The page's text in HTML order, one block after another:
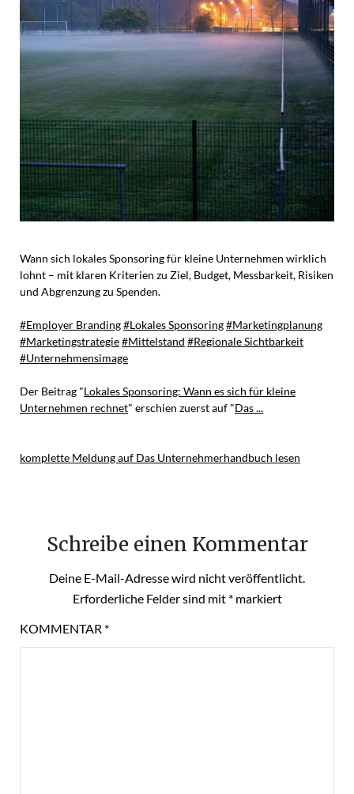
Wann sich lokales Sponsoring für kleine Unternehmen wirklich
lohnt – mit klaren Kriterien zu Ziel, Budget, Messbarkeit, Risiken
und Abgrenzung zu Spenden.
#Employer Branding#Lokales Sponsoring#Marketingplanung
#Marketingstrategie#Mittelstand #Regionale Sichtbarkeit
#Unternehmensimage
Der Beitrag "Lokales Sponsoring: Wann es sich für kleine
Unternehmen rechnet" erschien zuerst auf "Das ...
komplette Meldung auf Das Unternehmerhandbuch lesen
Schreibe einen Kommentar
Deine E-Mail-Adresse wird nicht veröffentlicht.
Erforderliche Felder sind mit *markiert
KOMMENTAR *